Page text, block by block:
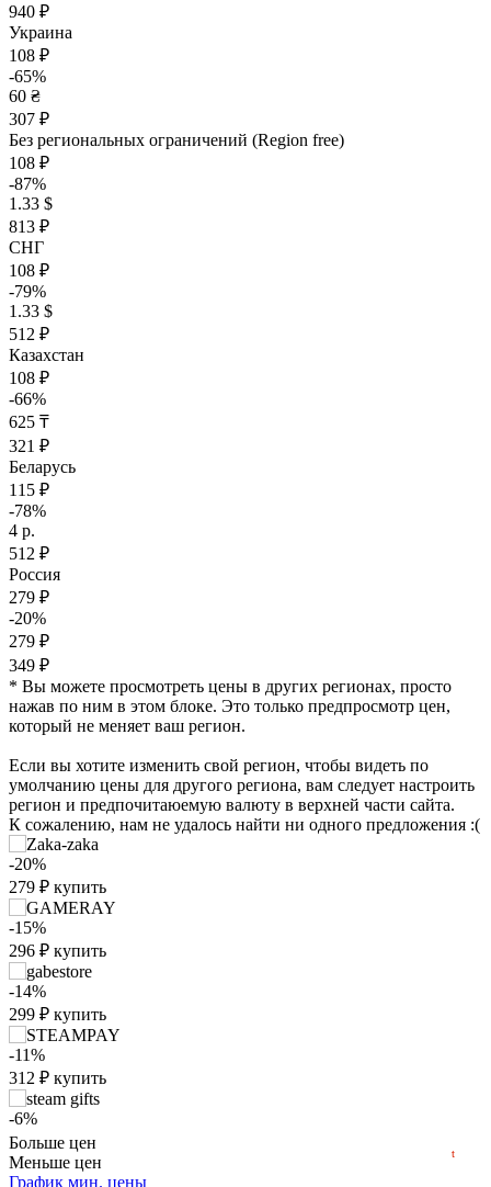
940 ₽
Украина
108 ₽
-65%
60 ₴
307 ₽
Без региональных ограничений (Region free)
108 ₽
-87%
1.33 $
813 ₽
СНГ
108 ₽
-79%
1.33 $
512 ₽
Казахстан
108 ₽
-66%
625 ₸
321 ₽
Беларусь
115 ₽
-78%
4 р.
512 ₽
Россия
279 ₽
-20%
279 ₽
349 ₽
* Вы можете просмотреть цены в других регионах, просто
нажав по ним в этом блоке. Это только предпросмотр цен,
который не меняет ваш регион.
Если вы хотите изменить свой регион, чтобы видеть по
умолчанию цены для другого региона, вам следует настроить
регион и предпочитаюемую валюту в верхней части сайта.
К сожалению, нам не удалось найти ни одного предложения :(
-20%
279 ₽ купить
-15%
296 ₽ купить
-14%
299 ₽ купить
-11%
312 ₽ купить
-6%
329 ₽купить
-5%по промокоду:
Больше цен
Меньше цен
t
₽
100
200
250
300
График мин. цены